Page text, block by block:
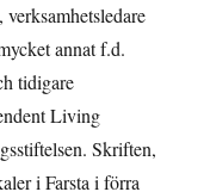
annat f.d.
tidigare
Living
Skriften,
i Farsta i förra